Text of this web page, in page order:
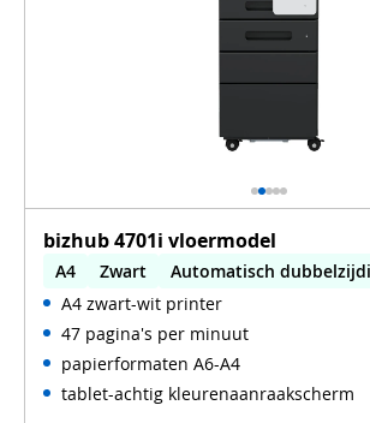
bizhub 4701i vloermodel
A4 Zwart
Automatisch
WiFi
A4 zwart-wit printer
47 pagina's per minuut
papierformaten A6-A4
tablet-achtig kleurenaanraakscherm